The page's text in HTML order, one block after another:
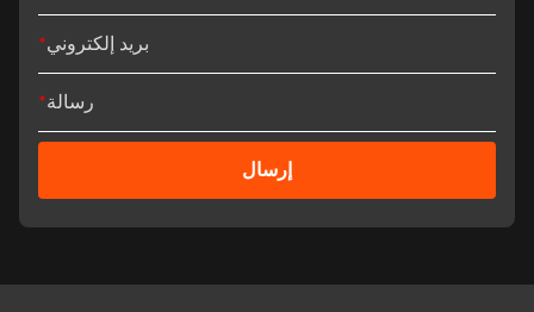
بريد إلكتروني*
رسالة *
إرسال